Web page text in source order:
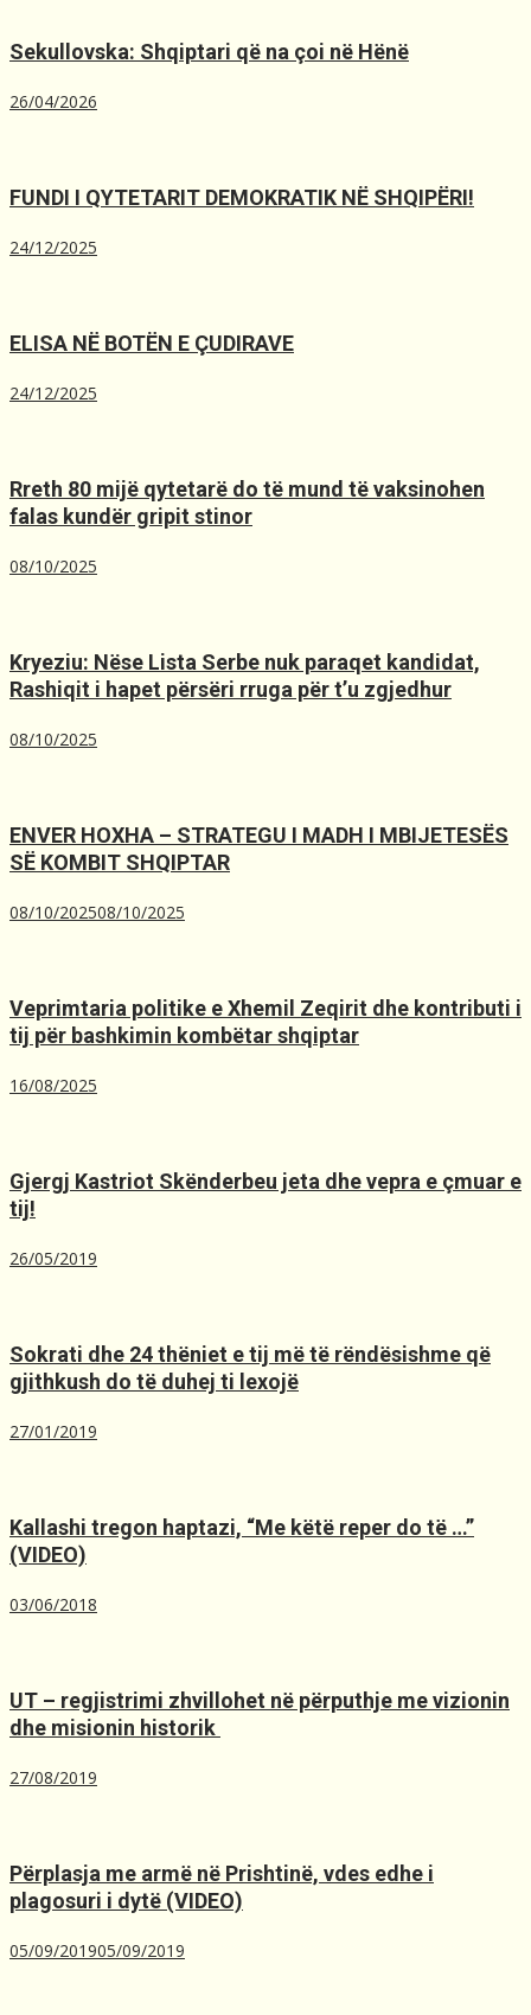
Sekullovska: Shqiptari që na çoi në Hënë
26/04/2026
FUNDI I QYTETARIT DEMOKRATIK NË SHQIPËRI!
24/12/2025
ELISA NË BOTËN E ÇUDIRAVE
24/12/2025
Rreth 80 mijë qytetarë do të mund të vaksinohen
falas kundër gripit stinor
08/10/2025
Kryeziu: Nëse Lista Serbe nuk paraqet kandidat,
Rashiqit i hapet përsëri rruga për t’u zgjedhur
08/10/2025
ENVER HOXHA – STRATEGU I MADH I MBIJETESËS
SË KOMBIT SHQIPTAR
08/10/202508/10/2025
Veprimtaria politike e Xhemil Zeqirit dhe kontributi i
tij për bashkimin kombëtar shqiptar
16/08/2025
Gjergj Kastriot Skënderbeu jeta dhe vepra e çmuar e
tij!
26/05/2019
Sokrati dhe 24 thëniet e tij më të rëndësishme që
gjithkush do të duhej ti lexojë
27/01/2019
Kallashi tregon haptazi, “Me kёtё reper do tё …”
(VIDEO)
03/06/2018
UT – regjistrimi zhvillohet në përputhje me vizionin
dhe misionin historik ️
27/08/2019
Përplasja me armë në Prishtinë, ​vdes edhe i
plagosuri i dytë (VIDEO)
05/09/201905/09/2019